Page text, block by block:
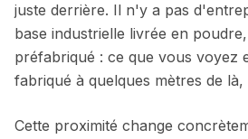
juste derrière. Il n'y a pas
base industrielle livrée en
préfabriqué : ce que vous voyez
fabriqué à quelques mètres de là,
Cette proximité change